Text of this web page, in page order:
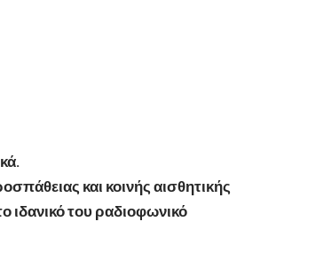
και κοινής αισθητικής
ιδανικό του ραδιοφωνικό